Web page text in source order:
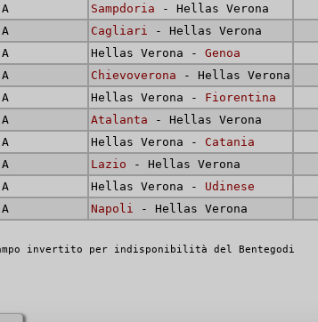
Sampdoria - Hellas Verona
Cagliari - Hellas Verona
Hellas Verona - Genoa
Chievoverona - Hellas Verona
Hellas Verona - Fiorentina
Atalanta - Hellas Verona
Hellas Verona - Catania
Lazio - Hellas Verona
Hellas Verona - Udinese
Napoli - Hellas Verona
invertito per indisponibilità del Bentegodi